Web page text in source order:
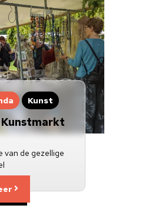
Kunst
van de gezellige